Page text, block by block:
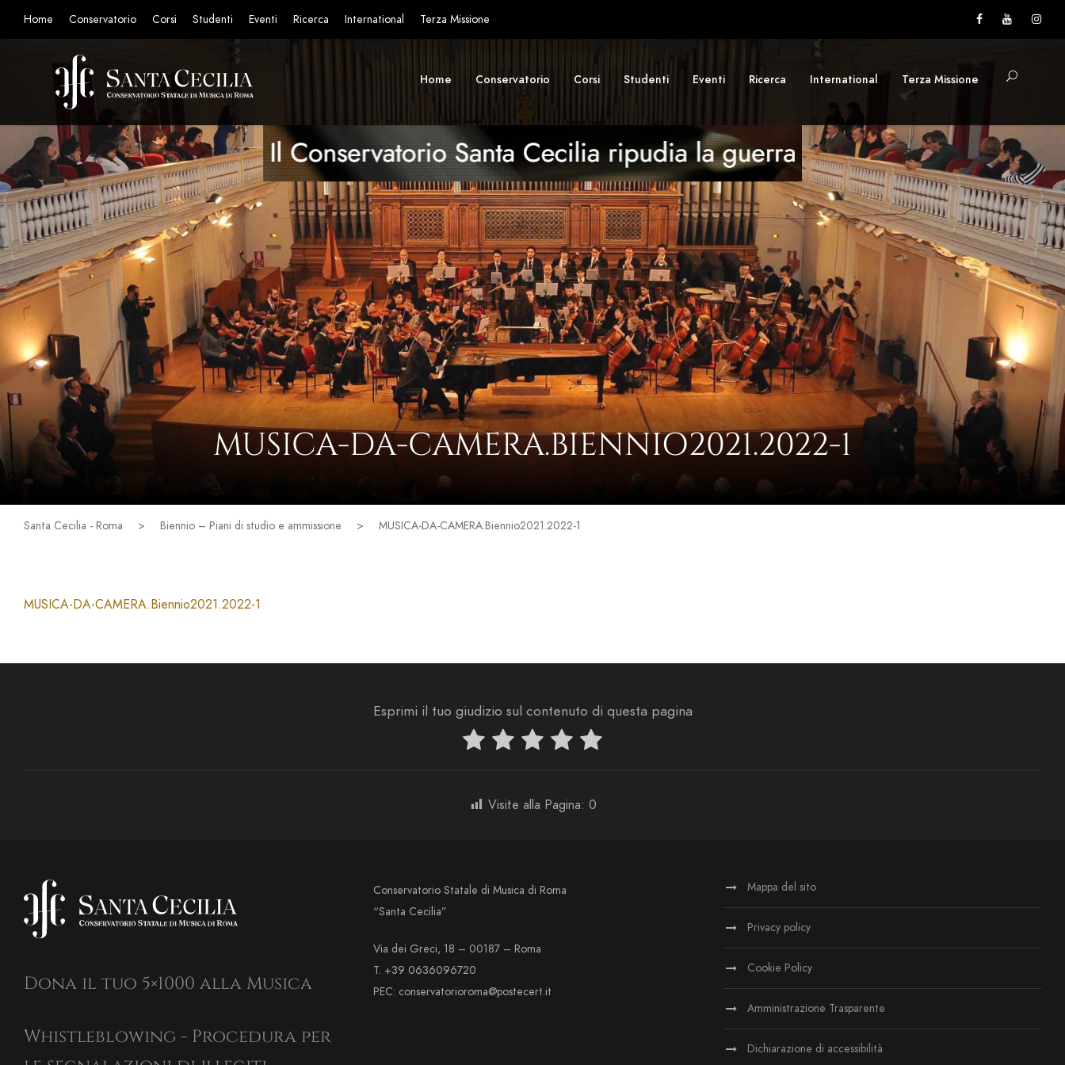
Home Conservatorio Corsi Studenti Eventi Ricerca International Terza Missione
Home Conservatorio Corsi Studenti Eventi Ricerca International Terza Missione
MUSICA-DA-CAMERA.BIENNIO2021.2022-1
Santa Cecilia - Roma > Biennio – Piani di studio e ammissione > MUSICA-DA-CAMERA.Biennio2021.2022-1
MUSICA-DA-CAMERA.Biennio2021.2022-1
Esprimi il tuo giudizio sul contenuto di questa pagina
Visite alla Pagina: 0
Dona il tuo 5×1000 alla Musica
Whistleblowing - Procedura per
Conservatorio Statale di Musica di Roma
“Santa Cecilia”
Via dei Greci, 18 – 00187 – Roma
T. +39 0636096720
PEC: conservatorioroma@postecert.it
Mappa del sito
Privacy policy
Cookie Policy
Amministrazione Trasparente
Dichiarazione di accessibilità